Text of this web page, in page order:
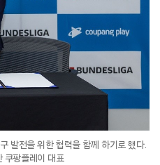
발전을 위한 협력을 함께 하기로 했다.
쿠팡플레이 대표